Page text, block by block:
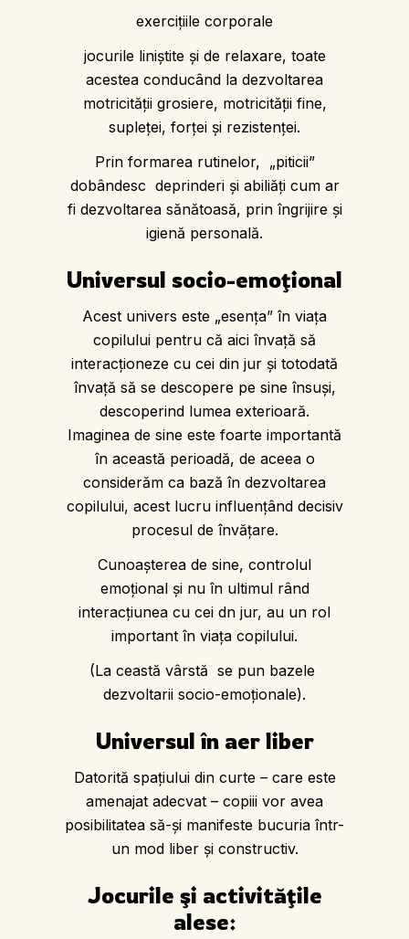
exerciţiile corporale
jocurile liniştite şi de relaxare, toate
acestea conducând la dezvoltarea
motricităţii grosiere, motricităţii fine,
supleţei, forţei şi rezistenţei.
Prin formarea rutinelor, „piticii”
dobândesc deprinderi şi abiliăţi cum ar
fi dezvoltarea sănătoasă, prin îngrijire şi
igienă personală.
Universul socio-emoţional
Acest univers este „esenţa” în viaţa
copilului pentru că aici învaţă să
interacţioneze cu cei din jur şi totodată
învaţă să se descopere pe sine însuși,
descoperind lumea exterioară.
Imaginea de sine este foarte importantă
în această perioadă, de aceea o
considerăm ca bază în dezvoltarea
copilului, acest lucru influenţând decisiv
procesul de învăţare.
Cunoaşterea de sine, controlul
emoţional şi nu în ultimul rând
interacţiunea cu cei dn jur, au un rol
important în viaţa copilului.
(La ceastă vârstă se pun bazele
dezvoltarii socio-emoţionale).
Universul în aer liber
Datorită spaţiului din curte – care este
amenajat adecvat – copiii vor avea
posibilitatea să-şi manifeste bucuria într-
un mod liber şi constructiv.
Jocurile şi activităţile
alese: